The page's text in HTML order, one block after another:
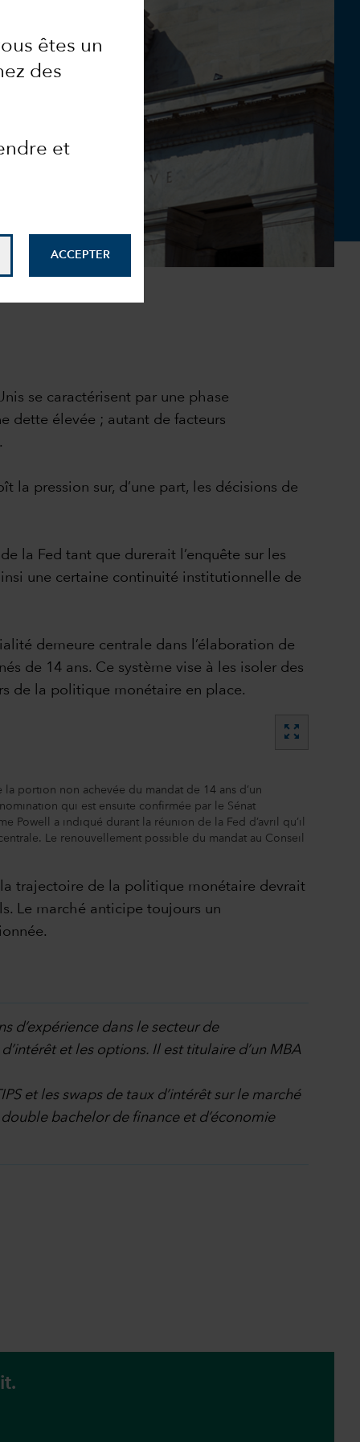
êtes un
des
et
ACCEPTER
se caractérisent par une phase
dette élevée ; autant de facteurs
la pression sur, d’une part, les décisions de
la Fed tant que durerait l’enquête sur les
une certaine continuité institutionnelle de
demeure centrale dans l’élaboration de
de 14 ans. Ce système vise à les isoler des
de la politique monétaire en place.
zoom_out_map
portion non achevée du mandat de 14 ans d’un
qui est ensuite confirmée par le Sénat
Powell a indiqué durant la réunion de la Fed d’avril qu’il
Le renouvellement possible du mandat au Conseil
la trajectoire de la politique monétaire devrait
Le marché anticipe toujours un
d’expérience dans le secteur de
et les options. Il est titulaire d’un MBA
et les swaps de taux d’intérêt sur le marché
bachelor de finance et d’économie